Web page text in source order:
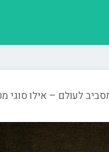
לעולם – אילו סוגי